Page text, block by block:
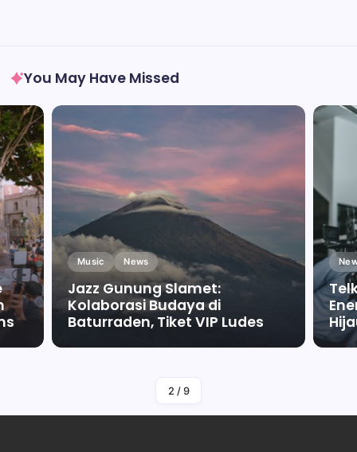
You May Have Missed
Music News
Jazz Gunung Slamet:
Kolaborasi Budaya di
Baturraden, Tiket VIP Ludes
By Falah Malaika Az Zahra
2 / 9